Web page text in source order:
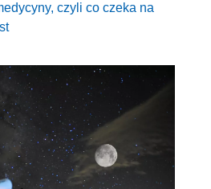
czyli co czeka na